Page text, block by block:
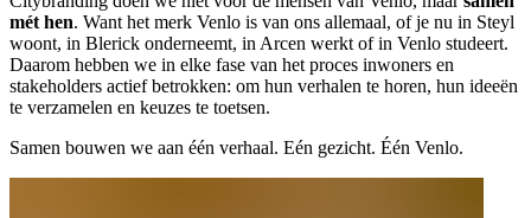
mét hen. Want het merk Venlo is van ons allemaal, of je nu in Steyl
woont, in Blerick onderneemt, in Arcen werkt of in Venlo studeert.
Daarom hebben we in elke fase van het proces inwoners en
stakeholders actief betrokken: om hun verhalen te horen, hun ideeën
te verzamelen en keuzes te toetsen.
Samen bouwen we aan één verhaal. Eén gezicht. Één Venlo.